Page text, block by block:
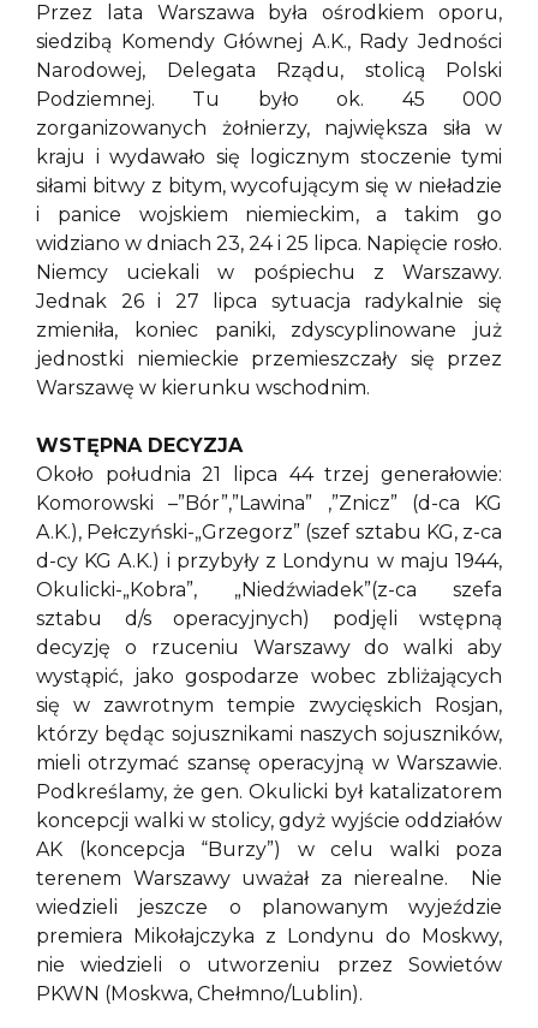
Przez lata Warszawa była ośrodkiem oporu,
siedzibą Komendy Głównej A.K., Rady Jedności
Narodowej, Delegata Rządu, stolicą Polski
Podziemnej. Tu było ok. 45 000
zorganizowanych żołnierzy, największa siła w
kraju i wydawało się logicznym stoczenie tymi
siłami bitwy z bitym, wycofującym się w nieładzie
i panice wojskiem niemieckim, a takim go
widziano w dniach 23, 24 i 25 lipca. Napięcie rosło.
Niemcy uciekali w pośpiechu z Warszawy.
Jednak 26 i 27 lipca sytuacja radykalnie się
zmieniła, koniec paniki, zdyscyplinowane już
jednostki niemieckie przemieszczały się przez
Warszawę w kierunku wschodnim.
WSTĘPNA DECYZJA
Około południa 21 lipca 44 trzej generałowie:
Komorowski –”Bór”,”Lawina” ,”Znicz” (d-ca KG
A.K.), Pełczyński-„Grzegorz” (szef sztabu KG, z-ca
d-cy KG A.K.) i przybyły z Londynu w maju 1944,
Okulicki-„Kobra”, „Niedźwiadek”(z-ca szefa
sztabu d/s operacyjnych) podjęli wstępną
decyzję o rzuceniu Warszawy do walki aby
wystąpić, jako gospodarze wobec zbliżających
się w zawrotnym tempie zwycięskich Rosjan,
którzy będąc sojusznikami naszych sojuszników,
mieli otrzymać szansę operacyjną w Warszawie.
Podkreślamy, że gen. Okulicki był katalizatorem
koncepcji walki w stolicy, gdyż wyjście oddziałów
AK (koncepcja “Burzy”) w celu walki poza
terenem Warszawy uważał za nierealne. Nie
wiedzieli jeszcze o planowanym wyjeździe
premiera Mikołajczyka z Londynu do Moskwy,
nie wiedzieli o utworzeniu przez Sowietów
PKWN (Moskwa, Chełmno/Lublin).